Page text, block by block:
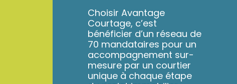
Choisir Avantage
Courtage, c’est
bénéficier d’un réseau de
70 mandataires pour un
accompagnement sur-
mesure par un courtier
unique à chaque étape